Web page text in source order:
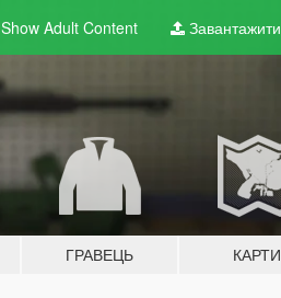
Show Adult Content Завантажити
ГРАВЕЦЬ КАРТИ